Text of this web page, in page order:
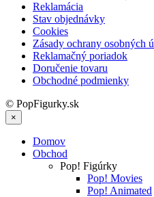
Reklamácia
Stav objednávky
Cookies
Zásady ochrany osobných
Reklamačný poriadok
Doručenie tovaru
Obchodné podmienky
© PopFigurky.sk
×
Domov
Obchod
Pop! Figúrky
Pop! Movies
Pop! Animated